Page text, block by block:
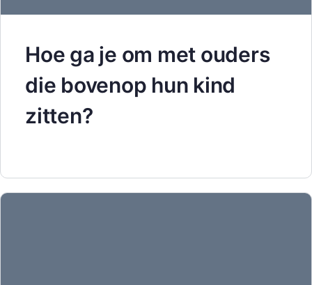
Hoe ga je om met ouders
die bovenop hun kind
zitten?